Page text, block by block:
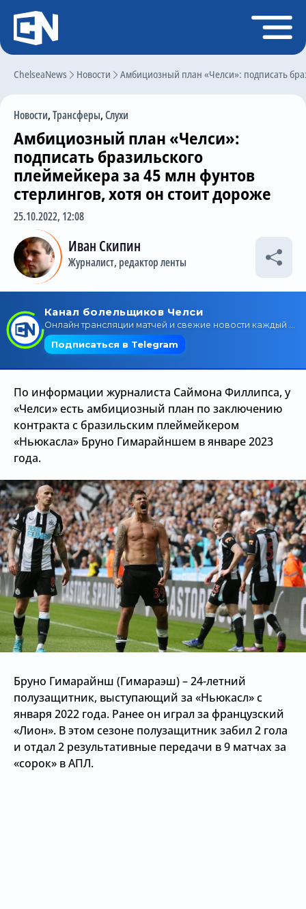
ChelseaNews Новости Амбициозный план «Челси»: подписать
Новости,Трансферы,Слухи
Амбициозный план «Челси»:
подписать бразильского
плеймейкера за 45 млн фунтов
стерлингов, хотя он стоит дороже
25.10.2022, 12:08
Иван Скипин
Журналист, редактор ленты
По информации журналиста Саймона Филлипса, у
«Челси» есть амбициозный план по заключению
контракта с бразильским плеймейкером
«Ньюкасла» Бруно Гимарайншем в январе 2023
года.
Бруно Гимарайнш (Гимараэш) – 24-летний
полузащитник, выступающий за «Ньюкасл» с
января 2022 года. Ранее он играл за французский
«Лион». В этом сезоне полузащитник забил 2 гола
и отдал 2 результативные передачи в 9 матчах за
«сорок» в АПЛ.
Регистрация
Главная
Чат
Трансферы
Слухи
История Челси
Статистика
Календарь игр
Состав команды
Поиск по сайту
Трансляции
О сайте
Контакты